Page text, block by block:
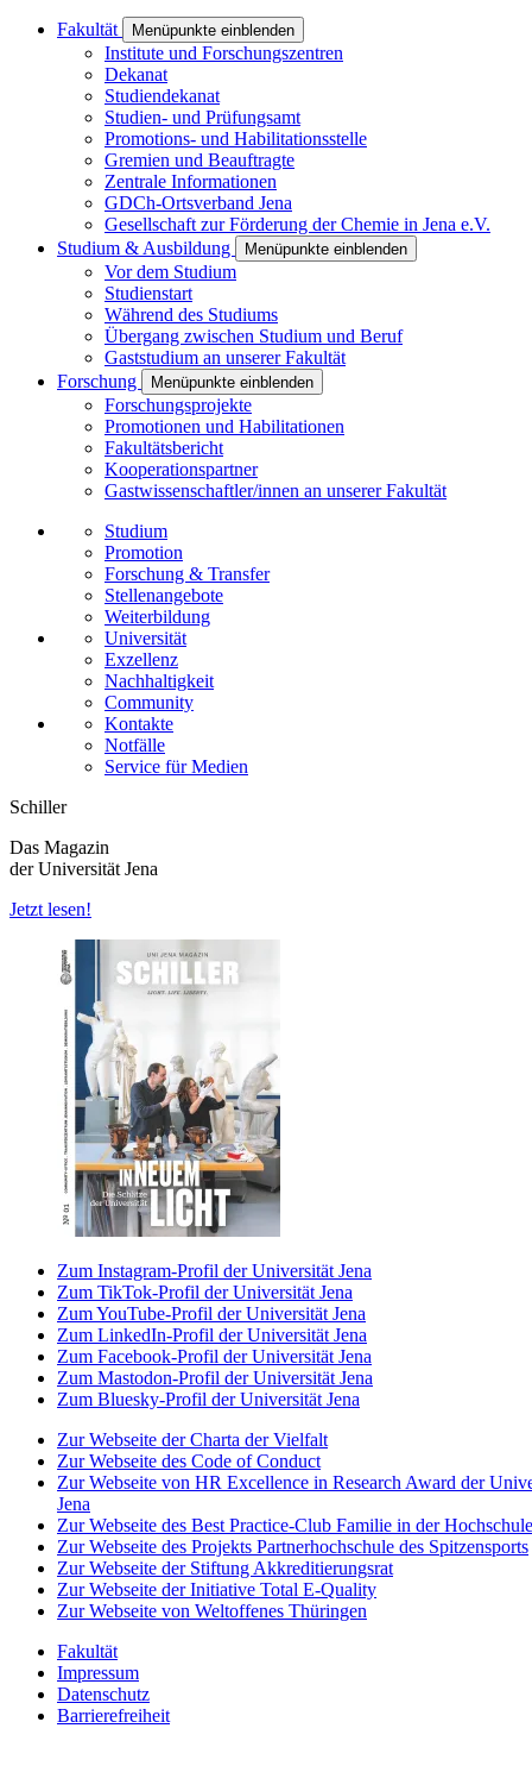
Fakultät Menüpunkte einblenden
Institute und Forschungszentren
Dekanat
Studiendekanat
Studien- und Prüfungsamt
Promotions- und Habilitationsstelle
Gremien und Beauftragte
Zentrale Informationen
GDCh-Ortsverband Jena
Gesellschaft zur Förderung der Chemie in Jena e.V.
Studium & Ausbildung
Menüpunkte einblenden
Vor dem Studium
Studienstart
Während des Studiums
Übergang zwischen Studium und Beruf
Gaststudium an unserer Fakultät
Forschung
Menüpunkte einblenden
Forschungsprojekte
Promotionen und Habilitationen
Fakultätsbericht
Kooperationspartner
Gastwissenschaftler/innen an unserer Fakultät
Studium
Promotion
Forschung & Transfer
Stellenangebote
Weiterbildung
Universität
Exzellenz
Nachhaltigkeit
Community
Kontakte
Notfälle
Service für Medien
Schiller
Das Magazin
der Universität Jena
Jetzt lesen!
Zum Instagram-Profil der Universität Jena
Zum TikTok-Profil der Universität Jena
Zum YouTube-Profil der Universität Jena
Zum LinkedIn-Profil der Universität Jena
Zum Facebook-Profil der Universität Jena
Zum Mastodon-Profil der Universität Jena
Zum Bluesky-Profil der Universität Jena
Zur Webseite der Charta der Vielfalt
Zur Webseite des Code of Conduct
Zur Webseite von HR Excellence in Research Award der
Jena
Zur Webseite des Best Practice-Club Familie in der Hochschule
Zur Webseite des Projekts Partnerhochschule des Spitzensports
Zur Webseite der Stiftung Akkreditierungsrat
Zur Webseite der Initiative Total E-Quality
Zur Webseite von Weltoffenes Thüringen
Fakultät
Impressum
Datenschutz
Barrierefreiheit